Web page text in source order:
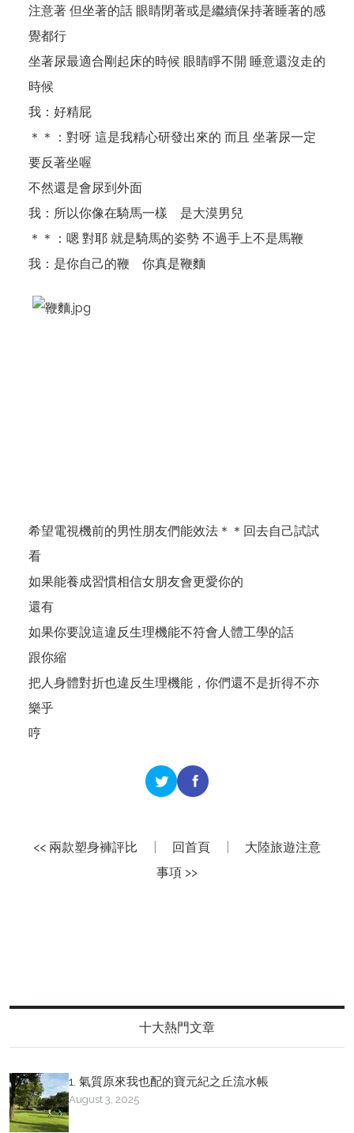
注意著 但坐著的話 眼睛閉著或是繼續保持著睡著的感
覺都行
坐著尿最適合剛起床的時候 眼睛睜不開 睡意還沒走的
時候
我：好精屁
＊＊：對呀 這是我精心研發出來的 而且 坐著尿一定
要反著坐喔
不然還是會尿到外面
我：所以你像在騎馬一樣 是大漠男兒
＊＊：嗯 對耶 就是騎馬的姿勢 不過手上不是馬鞭
我：是你自己的鞭 你真是鞭麵
希望電視機前的男性朋友們能效法＊＊回去自己試試
看
如果能養成習慣相信女朋友會更愛你的
還有
如果你要說這違反生理機能不符會人體工學的話
跟你縮
把人身體對折也違反生理機能，你們還不是折得不亦
樂乎
哼
<< 兩款塑身褲評比 回首頁
大陸旅遊注意
事項 >>
十大熱門文章
1. 氣質原來我也配的寶元紀之丘流水帳
August 3, 2025